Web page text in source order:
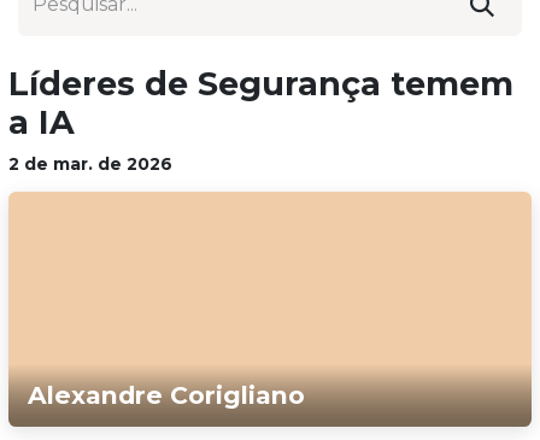
Líderes de Segurança temem
a IA
2 de mar. de 2026
Alexandre Corigliano